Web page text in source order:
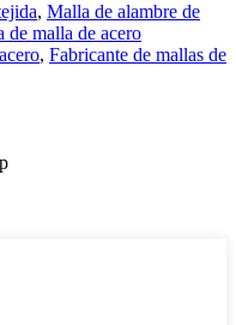
, Malla de alambre de
de malla de acero
, Fabricante de mallas de